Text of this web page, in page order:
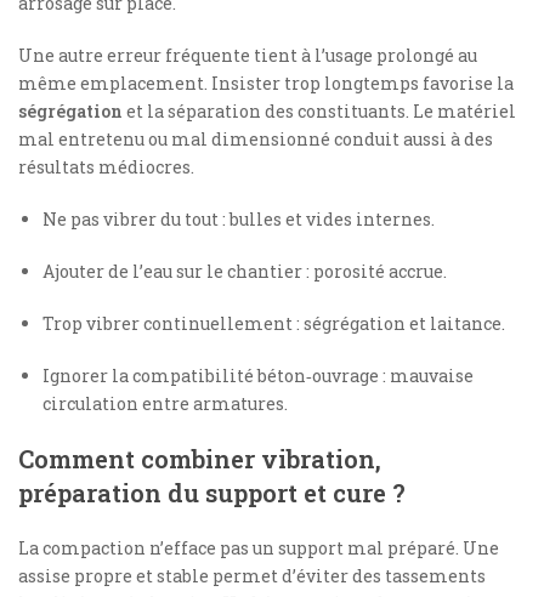
Une autre erreur fréquente tient à l’usage prolongé au
même emplacement. Insister trop longtemps favorise la
ségrégation et la séparation des constituants. Le matériel
mal entretenu ou mal dimensionné conduit aussi à des
résultats médiocres.
Ne pas vibrer du tout : bulles et vides internes.
Ajouter de l’eau sur le chantier : porosité accrue.
Trop vibrer continuellement : ségrégation et laitance.
Ignorer la compatibilité béton‑ouvrage : mauvaise
circulation entre armatures.
Comment combiner vibration,
préparation du support et cure ?
La compaction n’efface pas un support mal préparé. Une
assise propre et stable permet d’éviter des tassements